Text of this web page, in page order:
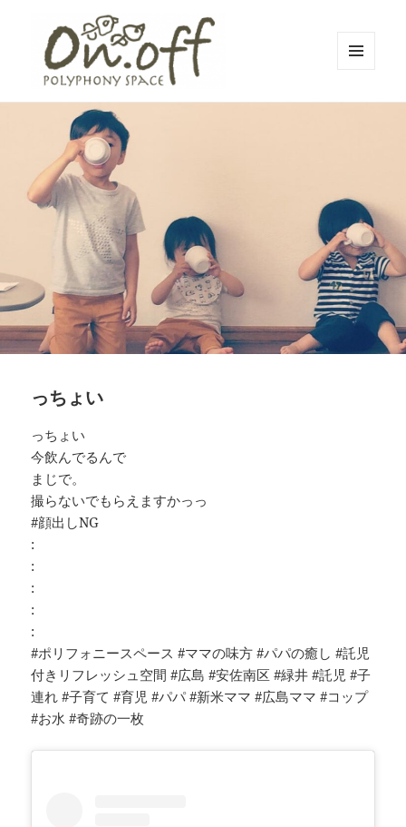
polyphony space on.off | ポリフォ
ニースペースオンオフ | 子どもと一
緒にいながら自分時間を*広島の託児
付きリフレッシュ空間・コワーキン
グスペース・シェアスペース・レン
タルスペース・一時預かり保育 | 子
連れでリフレッシュ*カフェのように
くつろぐ*親子イベントも
っちょい
っちょい
今飲んでるんで
まじで。
撮らないでもらえますかっっ
#顔出しNG
:
:
:
:
:
#ポリフォニースペース #ママの味方 #パパの癒し #託児
付きリフレッシュ空間 #広島 #安佐南区 #緑井 #託児 #子
連れ #子育て #育児 #パパ #新米ママ #広島ママ #コップ
#お水 #奇跡の一枚